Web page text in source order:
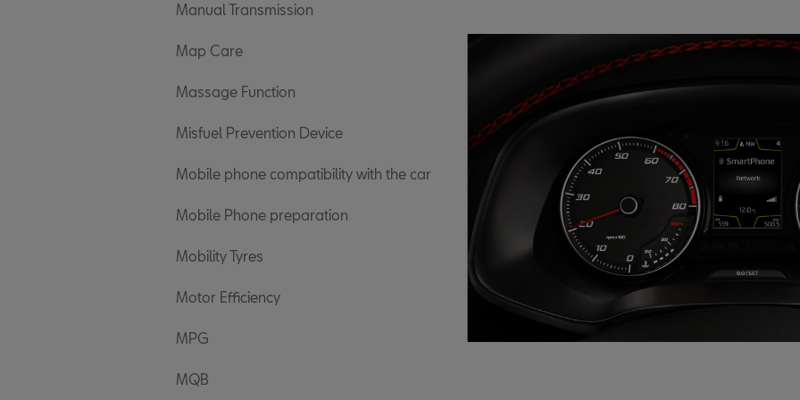
Manual Transmission
Map Care
Massage Function
Misfuel Prevention Device
Mobile phone compatibility with the car
Mobile Phone preparation
Mobility Tyres
Motor Efficiency
MPG
MQB